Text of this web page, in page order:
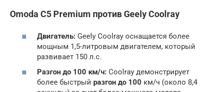
Omoda C5 Premium против Geely Coolray
Двигатель: Geely Coolray оснащается более
мощным 1,5-литровым двигателем, который
развивает 150 л.с.
Разгон до 100 км/ч: Coolray демонстрирует
более быстрый разгон до 100 км/ч (около 8,4